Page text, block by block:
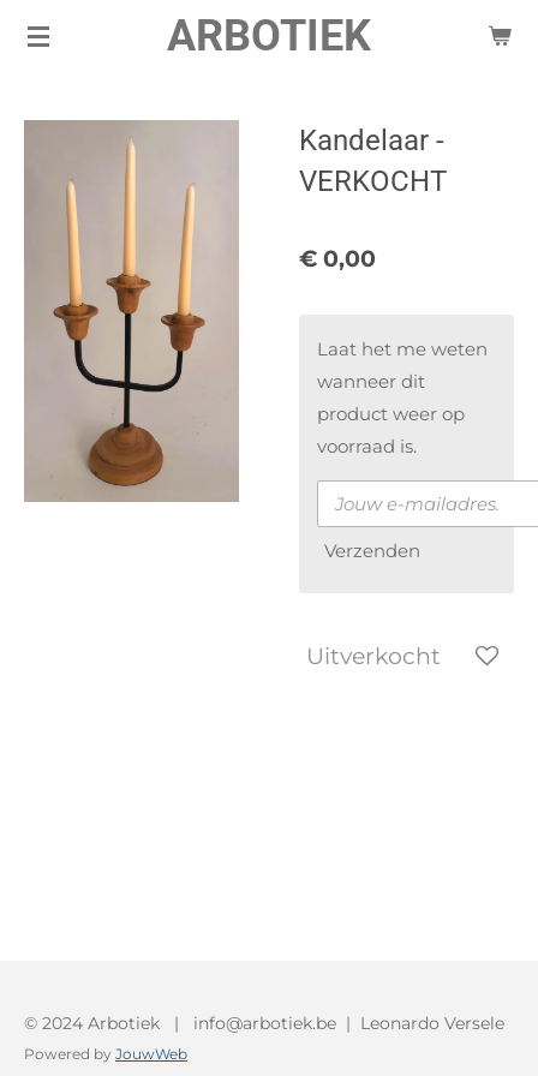
Ga
de
ARBOTIEK
Kandelaar -
VERKOCHT
€ 0,00
Laat het me weten
wanneer dit
product weer op
voorraad is.
Verzenden
Uitverkocht
© 2024 Arbotiek | info@arbotiek.be | Leonardo Versele
Powered by JouwWeb